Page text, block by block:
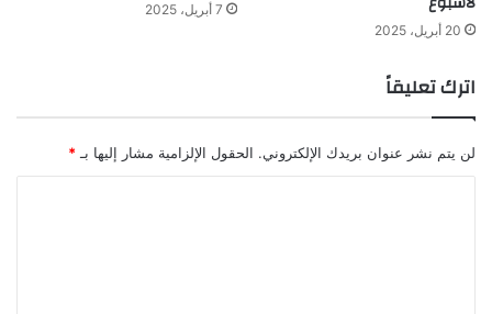
20 أبريل، 2025
7 أبريل، 2025
اترك تعليقاً
لن يتم نشر عنوان بريدك الإلكتروني. الحقول الإلزامية مشار إليها بـ *